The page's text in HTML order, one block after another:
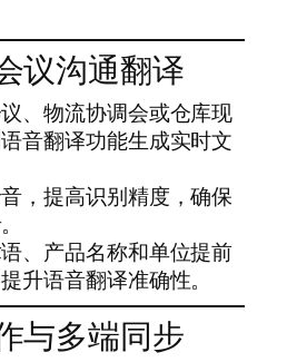
议沟通翻译
、物流协调会或仓库现
音翻译功能生成实时文
，提高识别精度，确保
、产品名称和单位提前
升语音翻译准确性。
与多端同步